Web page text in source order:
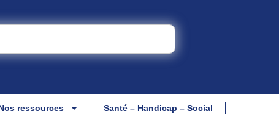
ressources Santé – Handicap – Social